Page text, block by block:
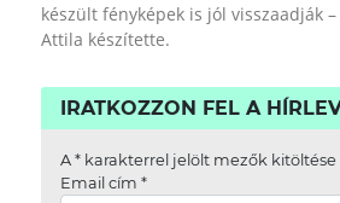
készült fényképek is jól visszaadják
Attila készítette.
IRATKOZZON FEL A
A *karakterrel jelölt mezők kitöltése
Email cím *